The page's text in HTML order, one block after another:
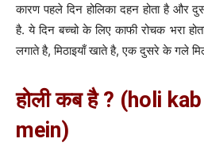
कारण पहले दिन होलिका दहन होता है और
है. ये दिन बच्चो के लिए काफी रोचक भरा
लगाते है, मिठाइयाँ खाते है, एक दुसरे के गले
होली कब है ? (holi
mein)